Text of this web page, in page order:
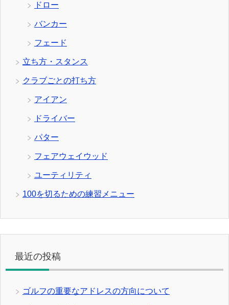
ドロー
バンカー
フェード
立ち方・スタンス
クラブごとの打ち方
アイアン
ドライバー
パター
フェアウェイウッド
ユーティリティ
100を切るための練習メニュー
最近の投稿
ゴルフの重要なアドレスの方向について